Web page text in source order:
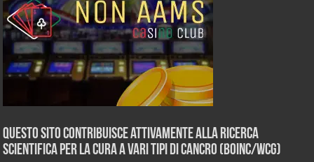
Questo sito contribuisce attivamente alla ricerca
scientifica per la cura a vari tipi di Cancro (BOINC/WCG)